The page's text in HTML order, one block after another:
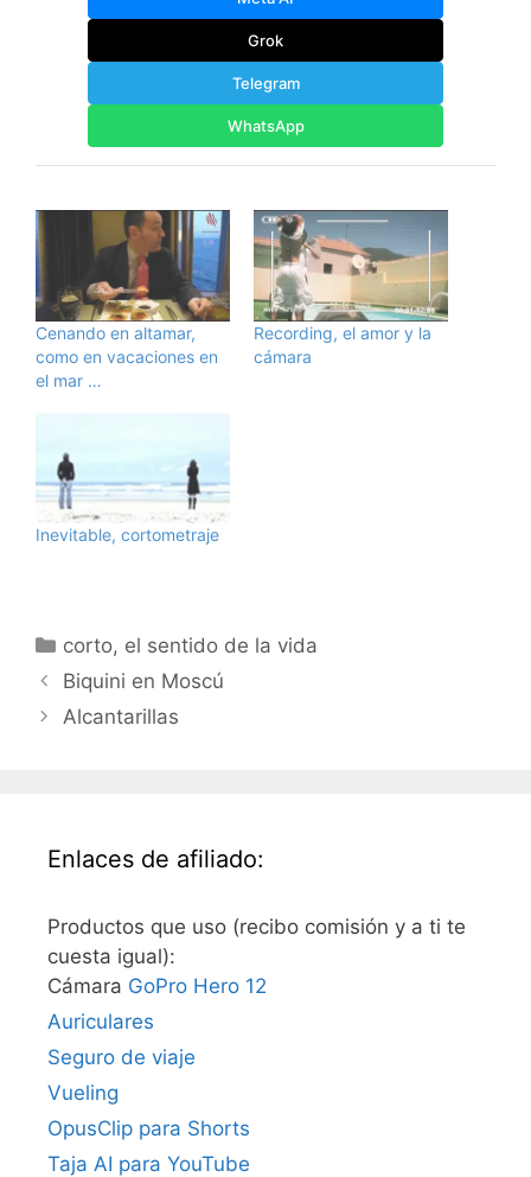
Grok
Telegram
WhatsApp
Cenando en altamar,
como en vacaciones en
el mar …
Recording, el amor y la
cámara
Inevitable, cortometraje
Categorías
corto, el sentido de la vida
Biquini en Moscú
Alcantarillas
Enlaces de afiliado:
Productos que uso (recibo comisión y a ti te
cuesta igual):
Cámara GoPro Hero 12
Auriculares
Seguro de viaje
Vueling
OpusClip para Shorts
Taja AI para YouTube